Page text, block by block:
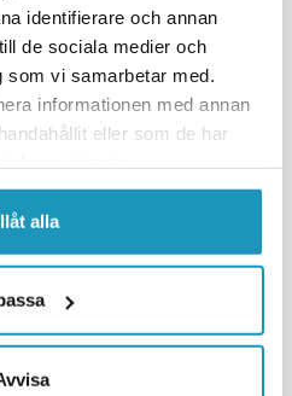
identifierare och annan
de sociala medier och
som vi samarbetar med.
informationen med annan
eller som de har
alla